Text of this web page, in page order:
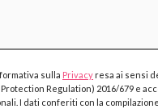
sulla Privacy resa ai sensi
Regulation) 2016/679 e
I dati conferiti con la